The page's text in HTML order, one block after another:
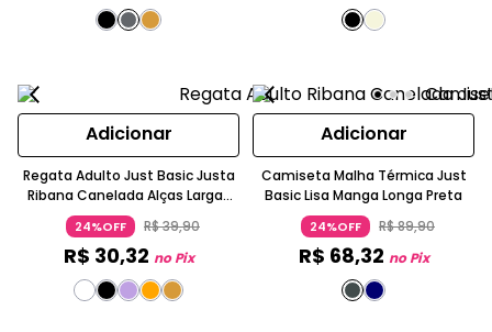
Adicionar
Regata Adulto Just Basic Justa
Ribana Canelada Alças Largas
Laranja
24%OFF R$39,90
R$ 30,32 no Pix
Adicionar
Camiseta Malha Térmica Just
Basic Lisa Manga Longa Preta
24%OFF R$89,90
R$ 68,32 no Pix